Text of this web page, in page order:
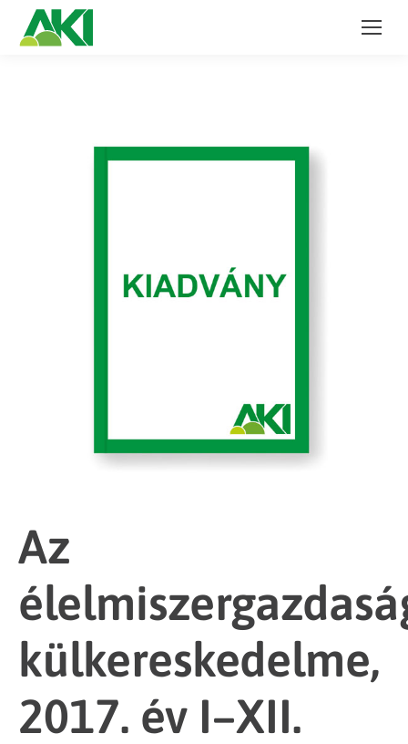
Az
külkereskedelme,
2017. év I–XII.